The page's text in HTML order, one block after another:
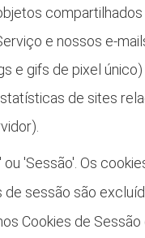
e nossos e-
e gifs de pixel
de sites
'Sessão'. Os
sessão são
Cookies de